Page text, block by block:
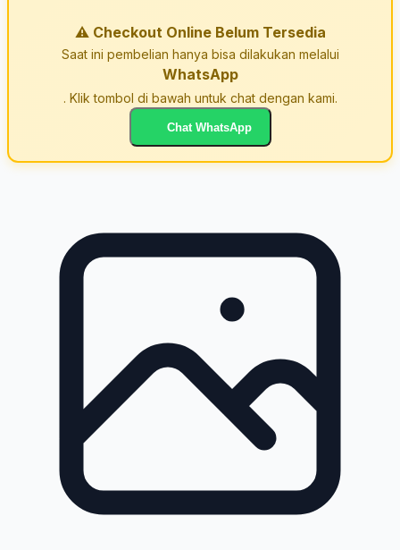
⚠️ Checkout Online Belum Tersedia
Saat ini pembelian hanya bisa dilakukan melalui
WhatsApp
. Klik tombol di bawah untuk chat dengan kami.
Chat WhatsApp